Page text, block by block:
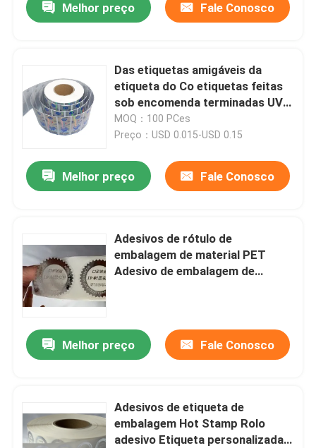
Melhor preço Fale Conosco
Das etiquetas amigáveis da
etiqueta do Co etiquetas feitas
sob encomenda terminadas UV
do pacote do laser
MOQ：100 PCes
Preço：USD 0.015-USD 0.15
Melhor preço Fale Conosco
Adesivos de rótulo de
embalagem de material PET
Adesivo de embalagem de
Melhor preço Fale Conosco
Adesivos de etiqueta de
embalagem Hot Stamp Rolo
adesivo Etiqueta personalizada